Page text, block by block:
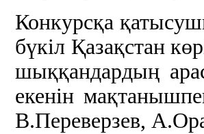
Конкурсқа
бүкіл Қазақстан
шыққандардың
екенін
В.Переверзев,